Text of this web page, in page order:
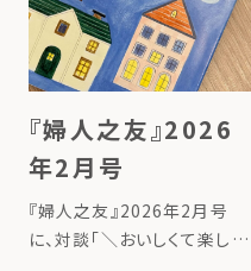
『婦人之友』2026
年2月号
『婦人之友』2026年2月号
に、対談「＼おいしくて楽しい